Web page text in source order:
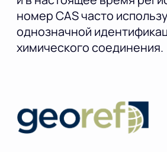
номер CAS часто
однозначной
химического соединения.